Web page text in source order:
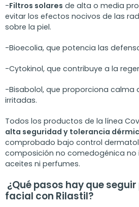
-Filtros solares de alta o media
evitar los efectos nocivos de las
sobre la piel.
-Bioecolia, que potencia las
-Cytokinol, que contribuye a la
-Bisabolol, que proporciona calma
irritadas.
Todos los productos de la línea
alta seguridad y tolerancia
comprobado bajo control
composición no comedogénica no
aceites ni perfumes.
¿Qué pasos hay que
facial con Rilastil?